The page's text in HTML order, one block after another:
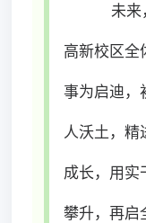
未来
高新校区全
事为启迪，
人沃土，精
成长，用实
攀升，再启